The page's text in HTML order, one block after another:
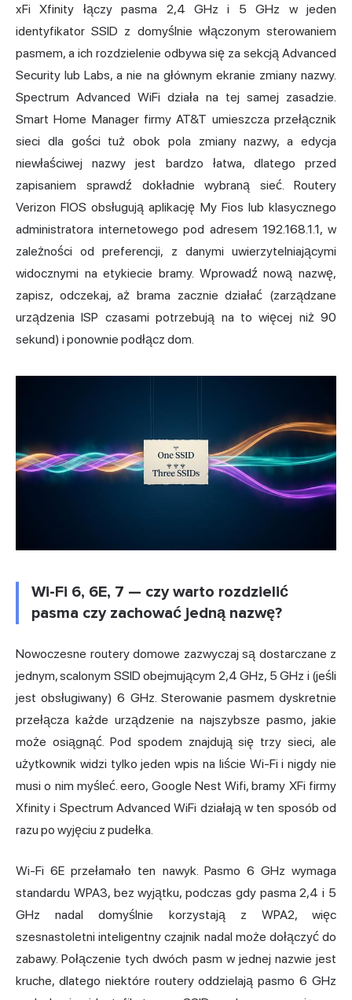
xFi Xfinity łączy pasma 2,4 GHz i 5 GHz w jeden
identyfikator SSID z domyślnie włączonym sterowaniem
pasmem, a ich rozdzielenie odbywa się za sekcją Advanced
Security lub Labs, a nie na głównym ekranie zmiany nazwy.
Spectrum Advanced WiFi działa na tej samej zasadzie.
Smart Home Manager firmy AT&T umieszcza przełącznik
sieci dla gości tuż obok pola zmiany nazwy, a edycja
niewłaściwej nazwy jest bardzo łatwa, dlatego przed
zapisaniem sprawdź dokładnie wybraną sieć. Routery
Verizon FIOS obsługują aplikację My Fios lub klasycznego
administratora internetowego pod adresem 192.168.1.1, w
zależności od preferencji, z danymi uwierzytelniającymi
widocznymi na etykiecie bramy. Wprowadź nową nazwę,
zapisz, odczekaj, aż brama zacznie działać (zarządzane
urządzenia ISP czasami potrzebują na to więcej niż 90
sekund) i ponownie podłącz dom.
Wi-Fi 6, 6E, 7 — czy warto rozdzielić
pasma czy zachować jedną nazwę?
Nowoczesne routery domowe zazwyczaj są dostarczane z
jednym, scalonym SSID obejmującym 2,4 GHz, 5 GHz i (jeśli
jest obsługiwany) 6 GHz. Sterowanie pasmem dyskretnie
przełącza każde urządzenie na najszybsze pasmo, jakie
może osiągnąć. Pod spodem znajdują się trzy sieci, ale
użytkownik widzi tylko jeden wpis na liście Wi-Fi i nigdy nie
musi o nim myśleć. eero, Google Nest Wifi, bramy XFi firmy
Xfinity i Spectrum Advanced WiFi działają w ten sposób od
razu po wyjęciu z pudełka.
Wi-Fi 6E przełamało ten nawyk. Pasmo 6 GHz wymaga
standardu WPA3, bez wyjątku, podczas gdy pasma 2,4 i 5
GHz nadal domyślnie korzystają z WPA2, więc
szesnastoletni inteligentny czajnik nadal może dołączyć do
zabawy. Połączenie tych dwóch pasm w jednej nazwie jest
kruche, dlatego niektóre routery oddzielają pasmo 6 GHz